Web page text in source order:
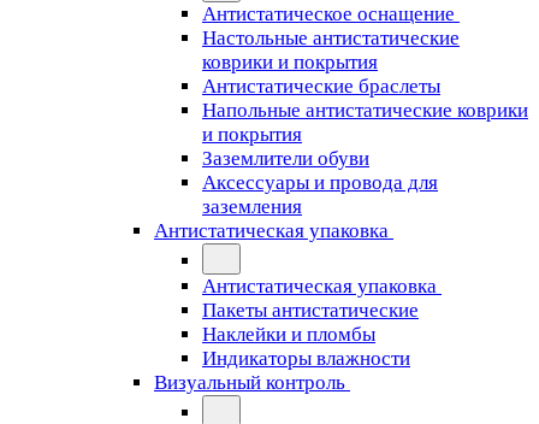
Антистатическое оснащение
Настольные антистатические
коврики и покрытия
Антистатические браслеты
Напольные антистатические коврики
и покрытия
Заземлители обуви
Аксессуары и провода для
заземления
Антистатическая упаковка
Антистатическая упаковка
Пакеты антистатические
Наклейки и пломбы
Индикаторы влажности
Визуальный контроль